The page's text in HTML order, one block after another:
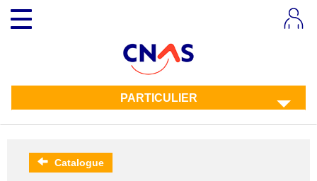
contenu
principal
Toggle
navigation
PARTICULIER
Catalogue